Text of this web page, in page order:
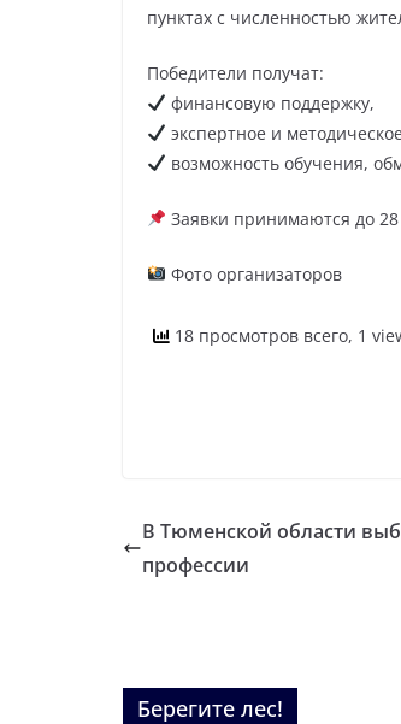
пунктах с численностью
Победители получат:
финансовую поддержку,
экспертное и
возможность обучения,
Заявки принимаются до
Фото организаторов
18 просмотров всего, 1
В Тюменской области
профессии
Берегите лес!